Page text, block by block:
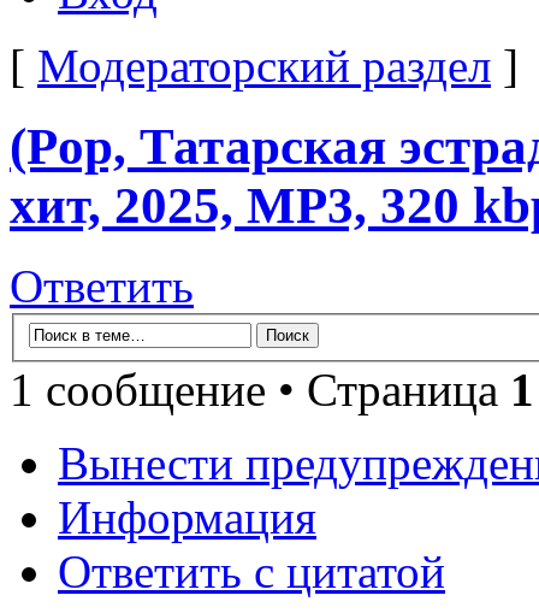
[ Модераторский раздел ]
(Pop, Татарская
хит, 2025, MP3, 320
Ответить
1 сообщение • Страница 1
Вынести
Информация
Ответить с цитатой